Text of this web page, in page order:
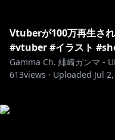
Vtuberが100万再生さ
#vtuber #イラスト
Gamma Ch. 緋崎ガンマ -
613views · Uploaded Jul